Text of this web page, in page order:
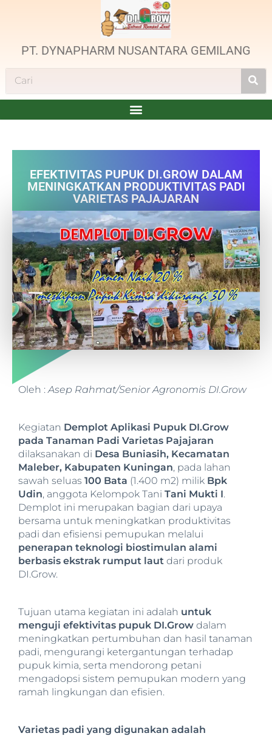
PT. DYNAPHARM NUSANTARA GEMILANG
EFEKTIVITAS PUPUK DI.GROW DALAM
MENINGKATKAN PRODUKTIVITAS PADI
VARIETAS PAJAJARAN
Oleh :Asep Rahmat/Senior Agronomis DI.Grow
Kegiatan Demplot Aplikasi Pupuk DI.Grow
pada Tanaman Padi Varietas Pajajaran
dilaksanakan di Desa Buniasih, Kecamatan
Maleber, Kabupaten Kuningan, pada lahan
sawah seluas 100 Bata (1.400 m2) milik Bpk
Udin, anggota Kelompok Tani Tani Mukti I.
Demplot ini merupakan bagian dari upaya
bersama untuk meningkatkan produktivitas
padi dan efisiensi pemupukan melalui
penerapan teknologi biostimulan alami
berbasis ekstrak rumput laut dari produk
DI.Grow.
Tujuan utama kegiatan ini adalah untuk
menguji efektivitas pupuk DI.Grow dalam
meningkatkan pertumbuhan dan hasil tanaman
padi, mengurangi ketergantungan terhadap
pupuk kimia, serta mendorong petani
mengadopsi sistem pemupukan modern yang
ramah lingkungan dan efisien.
Varietas padi yang digunakan adalah